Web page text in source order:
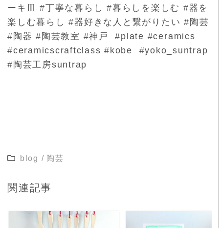
ーキ皿 #丁寧な暮らし #暮らしを楽しむ #器を
楽しむ暮らし #器好きな人と繋がりたい #陶芸
#陶器 #陶芸教室 #神戸 #plate #ceramics
#ceramicscraftclass #kobe #yoko_suntrap
#陶芸工房suntrap
blog / 陶芸
関連記事